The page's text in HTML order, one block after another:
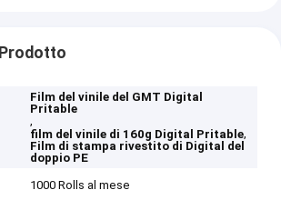
Film del vinile del GMT Digital
Pritable
,
film del vinile di 160g Digital Pritable,
Film di stampa rivestito di Digital del
doppio PE
1000 Rolls al mese